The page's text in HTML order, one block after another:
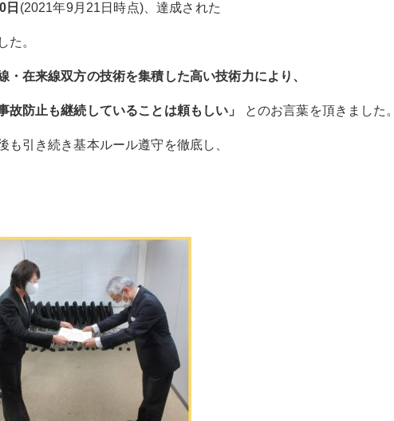
日 (2021年9月21日時点)、達成された
た。
・ 在来線双方の技術を集積した高い技術力により、
防止も継続していることは頼もしい」 とのお言葉を頂きました。
も引き続き基本ルール遵守を徹底し、